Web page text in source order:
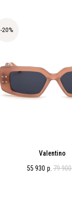
-20%
Valentino
55 930 р. 79 900